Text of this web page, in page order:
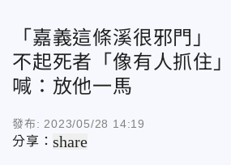
「嘉義這條溪很邪門
不起死者「像有人抓住
喊：放他一馬
發布: 2023/05/28 14:19
分享：share